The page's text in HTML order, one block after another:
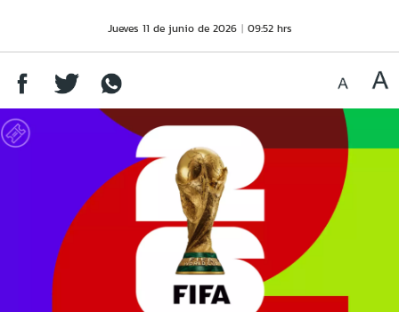
Jueves 11 de junio de 2026 09:52 hrs